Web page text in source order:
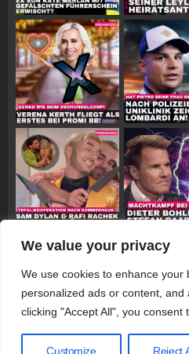
We value your privacy
We use cookies to enhance your
personalized ads or content, and
clicking "Accept All", you consent
Customize Reject
Follow on